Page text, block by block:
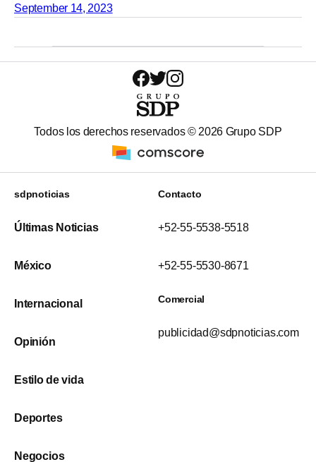
September 14, 2023
Todos los derechos reservados © 2026 Grupo SDP
sdpnoticias
Últimas Noticias
México
Internacional
Opinión
Estilo de vida
Deportes
Negocios
Contacto
+52-55-5538-5518
+52-55-5530-8671
Comercial
publicidad@sdpnoticias.com